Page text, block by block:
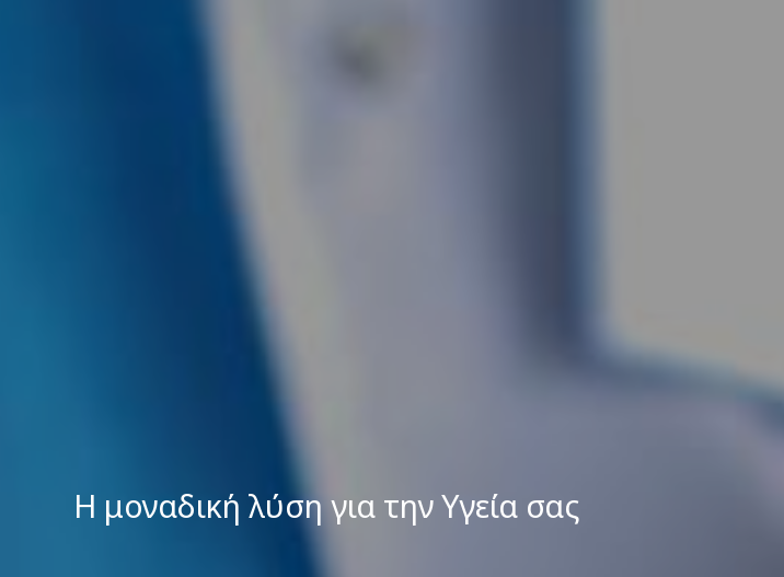
Η μοναδική λύση για την Υγεία σας